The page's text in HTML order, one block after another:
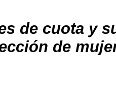
de cuota y
de